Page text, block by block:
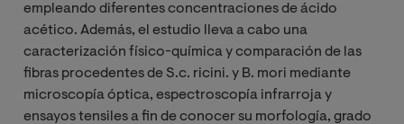
empleando diferentes concentraciones de ácido
acético. Además, el estudio lleva a cabo una
caracterización físico-química y comparación de las
fibras procedentes de S.c. ricini. y B. mori mediante
microscopía óptica, espectroscopía infrarroja y
ensayos tensiles a fin de conocer su morfología, grado